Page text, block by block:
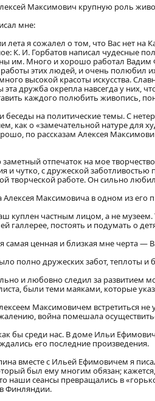
Максимович крупную роль
мне:
лета я сожалел о том, что Вас нет
К. И. Горбатов написал чудесные
им. Много и хорошо работал
работы этих людей, и очень полюбил
высокой красоты искусства.
эта дружба окрепла навсегда у них,
каждого полюбить живопись,
на политические темы. С
как о «замечательной натуре для
по рассказам Алексея
отпечаток на мое
и чутко, с дружеской
творческой работе. Он сильно
Максимовича в одном из его
куплен частным лицом, а не
галлерее, постоять и подумать о
самая ценная и близкая мне черта —
полно дружеских забот, теплоты и
и любовно следил за развитием
были теми маяками, которые
Максимовичем встретиться
война помешала
бы среди нас. В доме Ильи
его последние произведения.
вместе с Ильей Ефимовичем я
был ему многим обязан;
наши сеансы превращались в
Финляндии.